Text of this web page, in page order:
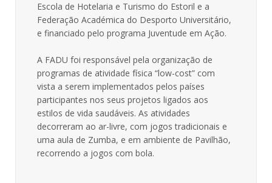
Escola de Hotelaria e Turismo do Estoril e a
Federação Académica do Desporto Universitário,
e financiado pelo programa Juventude em Ação.
A FADU foi responsável pela organização de
programas de atividade física “low-cost” com
vista a serem implementados pelos países
participantes nos seus projetos ligados aos
estilos de vida saudáveis. As atividades
decorreram ao ar-livre, com jogos tradicionais e
uma aula de Zumba, e em ambiente de Pavilhão,
recorrendo a jogos com bola.